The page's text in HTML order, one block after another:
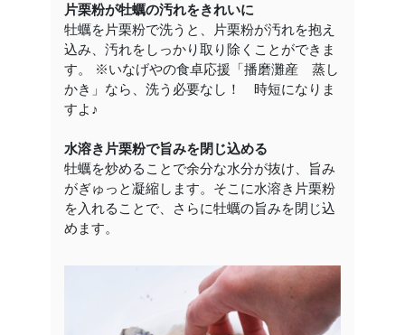
片栗粉が牡蠣の汚れをきれいに
牡蠣を片栗粉で洗うと、片栗粉が汚れを抱え
込み、汚れをしっかり取り除くことができま
す。 ※いなげやの食卓応援「播磨灘産 蒸し
かき」なら、洗う必要なし！ 時短になりま
すよ♪
水溶き片栗粉で旨みを閉じ込める
牡蠣を炒めることで余分な水分が抜け、旨み
がぎゅっと凝縮します。そこに水溶き片栗粉
を入れることで、さらに牡蠣の旨みを閉じ込
めます。